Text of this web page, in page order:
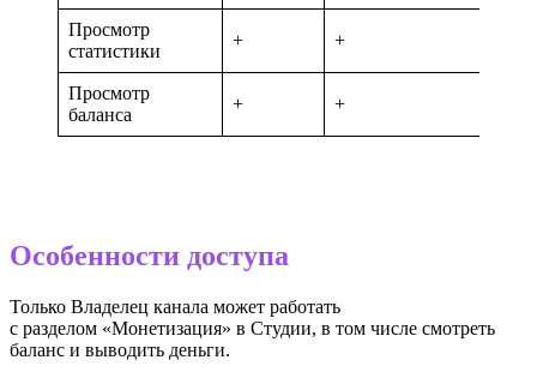
Просмотр
статистики
+ +
Просмотр
баланса
+ +
Особенности доступа
Только Владелец канала может работать
с разделом «Монетизация» в Студии, в том числе смотреть
баланс и выводить деньги.